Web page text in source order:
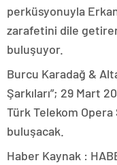
perküsyonuyla
zarafetini dile
buluşuyor.
Burcu Karadağ &
Şarkıları”; 29 Mart
Türk Telekom
buluşacak.
Haber Kaynak :